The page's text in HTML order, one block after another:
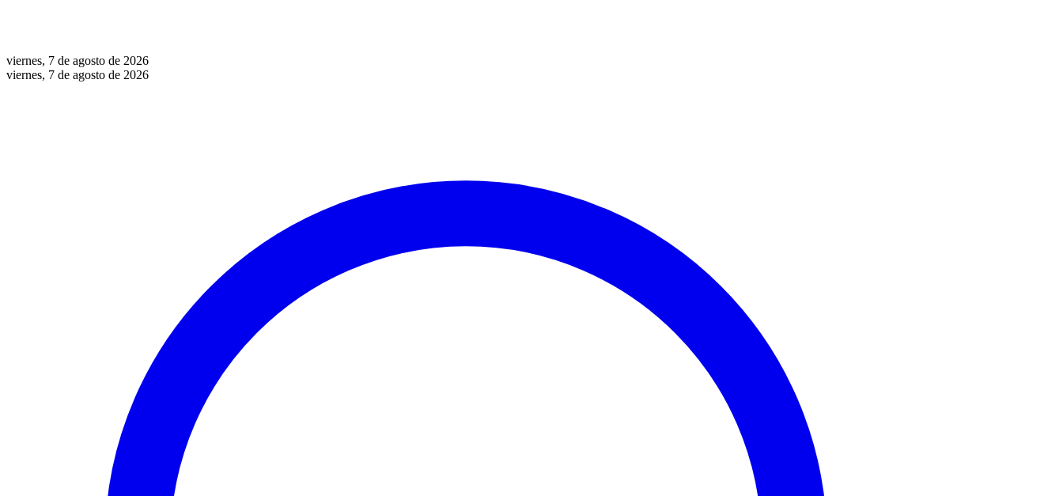
viernes, 7 de agosto de 2026
viernes, 7 de agosto de 2026